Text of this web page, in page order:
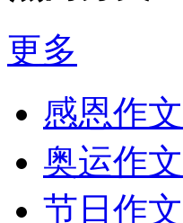
更多
感恩作文
奥运作文
节日作文